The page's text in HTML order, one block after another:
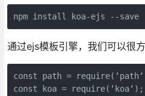
npm install koa-ejs --save
通过ejs模板引擎，我们可以很方
const path =
const koa = require(‘koa‘);